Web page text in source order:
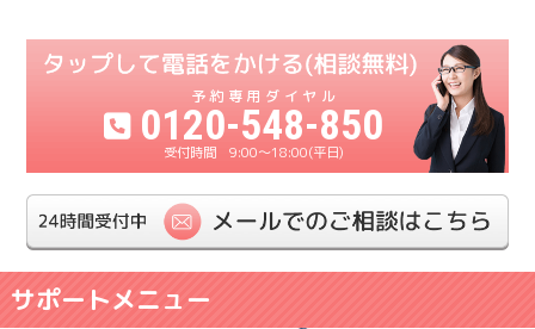
0120-548-850
9:00〜18:00(平日)
サポートメニュー